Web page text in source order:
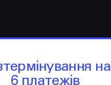
на
6 платежів